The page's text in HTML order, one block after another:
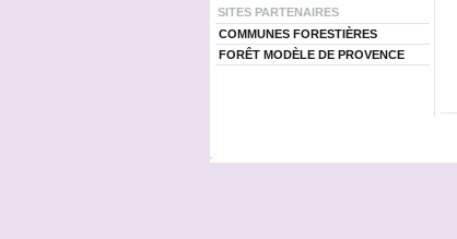
SITES PARTENAIRES
COMMUNES FORESTIÈRES
FORÊT MODÈLE DE PROVENCE